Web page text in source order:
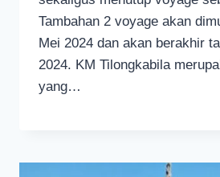
Tambahan 2 voyage akan
Mei 2024 dan akan berakhir
2024. KM Tilongkabila
yang…